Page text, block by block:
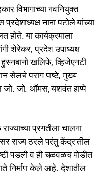
विभागाच्या नवनियुक्त
नाना पटोले यांच्या
होते. या कार्यक्रमाला
शेरेकर, प्रदेश उपाध्यक्ष
खलिफे, व्हिजेएनटी
सेलचे पराग पाष्टे, मुख्य
जो. थॉमस, यशवंत हाप्पे
प्रगतीला चालना
राज्य ठरले परंतु केंद्रातील
पडली व ही चळवळच मोडीत
निर्माण केले आहे. देशातील